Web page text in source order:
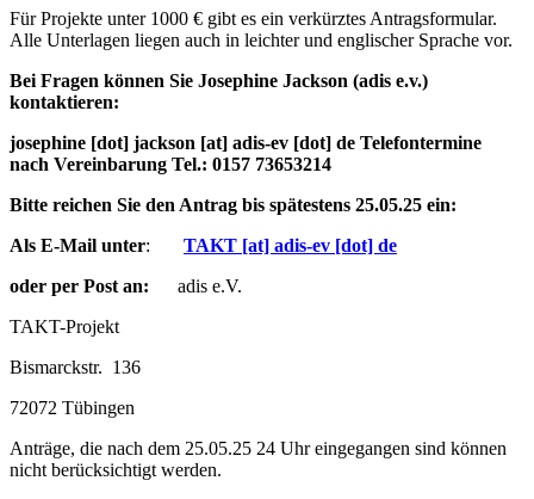
Für Projekte unter 1000 € gibt es ein verkürztes Antragsformular.
Alle Unterlagen liegen auch in leichter und englischer Sprache vor.
Bei Fragen können Sie Josephine Jackson (adis e.v.)
kontaktieren:
josephine [dot] jackson [at] adis-ev [dot] de Telefontermine
nach Vereinbarung Tel.: 0157 73653214
Bitte reichen Sie den Antrag bis spätestens 25.05.25 ein:
Als E-Mail unter: TAKT [at] adis-ev [dot] de
oder per Post an: adis e.V.
TAKT-Projekt
Bismarckstr. 136
72072 Tübingen
Anträge, die nach dem 25.05.25 24 Uhr eingegangen sind können
nicht berücksichtigt werden.